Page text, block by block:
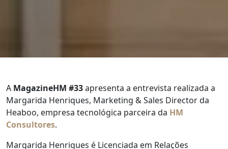
A MagazineHM #33apresenta a entrevista realizada a
Margarida Henriques, Marketing & Sales Director da
Heaboo, empresa tecnológica parceira da HM
Consultores.
Margarida Henriques é Licenciada em Relações